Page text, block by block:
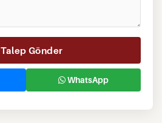
Talep Gönder
WhatsApp